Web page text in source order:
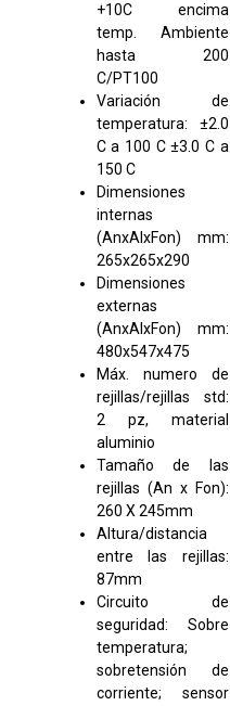
+10C encima
temp. Ambiente
hasta 200
C/PT100
Variación de
temperatura: ±2.0
C a 100 C ±3.0 C a
150 C
Dimensiones
internas
(AnxAlxFon) mm:
265x265x290
Dimensiones
externas
(AnxAlxFon) mm:
480x547x475
Máx. numero de
rejillas/rejillas std:
2 pz, material
aluminio
Tamaño de las
rejillas (An x Fon):
260 X 245mm
Altura/distancia
entre las rejillas:
87mm
Circuito de
seguridad: Sobre
temperatura;
sobretensión de
corriente; sensor